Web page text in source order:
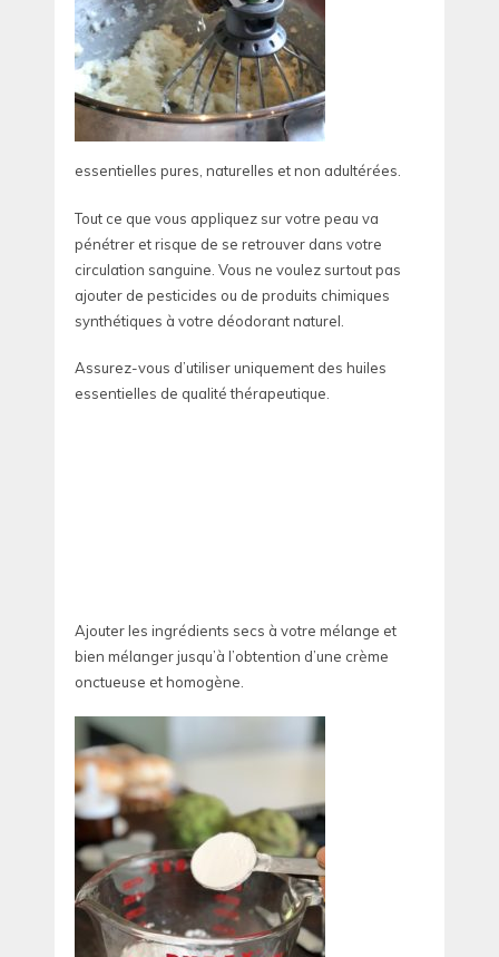
essentielles pures, naturelles et non adultérées.
Tout ce que vous appliquez sur votre peau va
pénétrer et risque de se retrouver dans votre
circulation sanguine. Vous ne voulez surtout pas
ajouter de pesticides ou de produits chimiques
synthétiques à votre déodorant naturel.
Assurez-vous d’utiliser uniquement des huiles
essentielles de qualité thérapeutique.
Ajouter les ingrédients secs à votre mélange et
bien mélanger jusqu’à l’obtention d’une crème
onctueuse et homogène.